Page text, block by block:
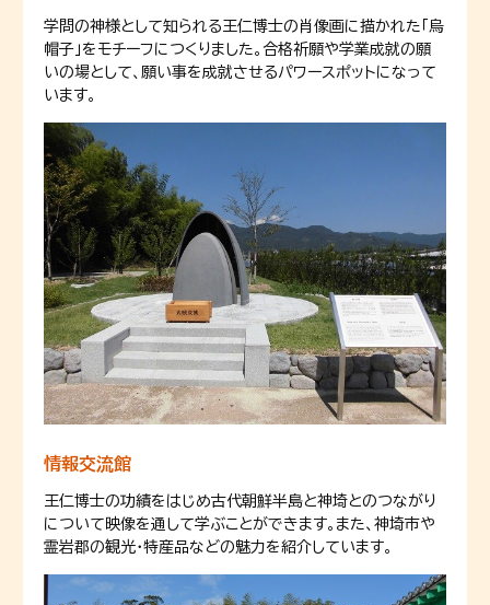
学問の神様として知られる王仁博士の肖像画に描かれた「烏
帽子」をモチーフにつくりました。合格祈願や学業成就の願
いの場として、願い事を成就させるパワースポットになって
います。
情報交流館
王仁博士の功績をはじめ古代朝鮮半島と神埼とのつながり
について映像を通して学ぶことができます。また、神埼市や
霊岩郡の観光・特産品などの魅力を紹介しています。